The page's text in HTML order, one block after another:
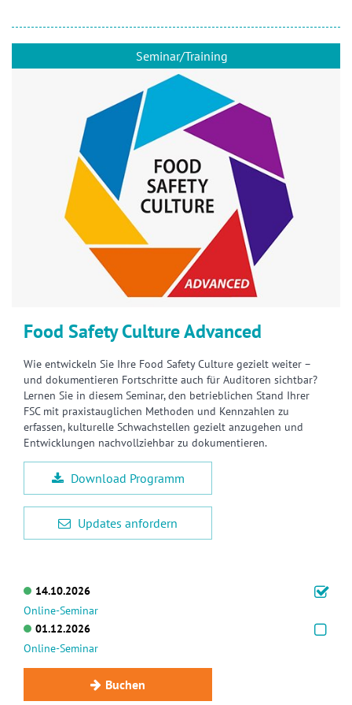
Seminar/Training
Food Safety Culture Advanced
Wie entwickeln Sie Ihre Food Safety Culture gezielt weiter –
und dokumentieren Fortschritte auch für Auditoren sichtbar?
Lernen Sie in diesem Seminar, den betrieblichen Stand Ihrer
FSC mit praxistauglichen Methoden und Kennzahlen zu
erfassen, kulturelle Schwachstellen gezielt anzugehen und
Entwicklungen nachvollziehbar zu dokumentieren.
Download Programm
Updates anfordern
14.10.2026
Online-Seminar
01.12.2026
Online-Seminar
Buchen